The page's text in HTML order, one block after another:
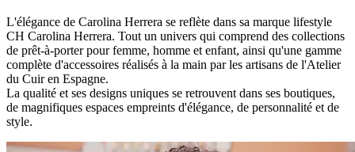
L'élégance de Carolina Herrera se reflète dans sa marque lifestyle
CH Carolina Herrera. Tout un univers qui comprend des collections
de prêt-à-porter pour femme, homme et enfant, ainsi qu'une gamme
complète d'accessoires réalisés à la main par les artisans de l'Atelier
du Cuir en Espagne.
La qualité et ses designs uniques se retrouvent dans ses boutiques,
de magnifiques espaces empreints d'élégance, de personnalité et de
style.